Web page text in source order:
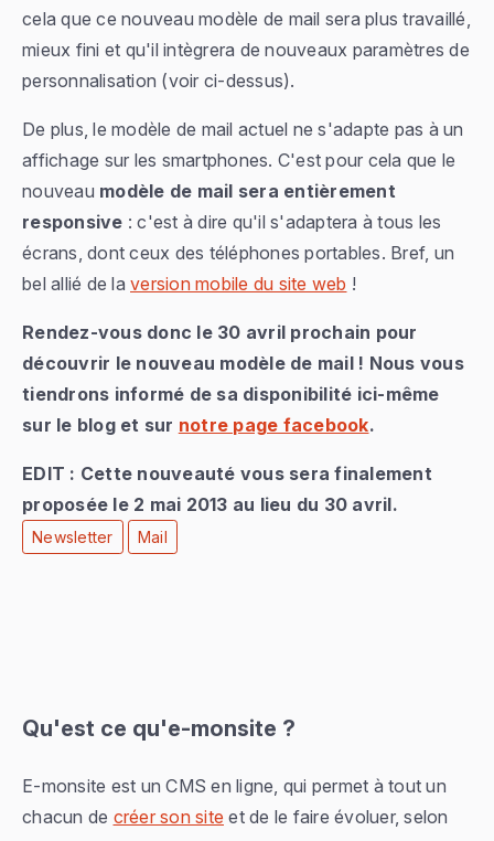
cela que ce nouveau modèle de mail sera plus travaillé,
mieux fini et qu'il intègrera de nouveaux paramètres de
personnalisation (voir ci-dessus).
De plus, le modèle de mail actuel ne s'adapte pas à un
affichage sur les smartphones. C'est pour cela que le
nouveau modèle de mail sera entièrement
responsive : c'est à dire qu'il s'adaptera à tous les
écrans, dont ceux des téléphones portables. Bref, un
bel allié de la version mobile du site web !
Rendez-vous donc le 30 avril prochain pour
découvrir le nouveau modèle de mail ! Nous vous
tiendrons informé de sa disponibilité ici-même
sur le blog et sur notre page facebook.
EDIT : Cette nouveauté vous sera finalement
proposée le 2 mai 2013 au lieu du 30 avril.
Newsletter Mail
Qu'est ce qu'e-monsite ?
E-monsite est un CMS en ligne, qui permet à tout un
chacun de créer son site et de le faire évoluer, selon